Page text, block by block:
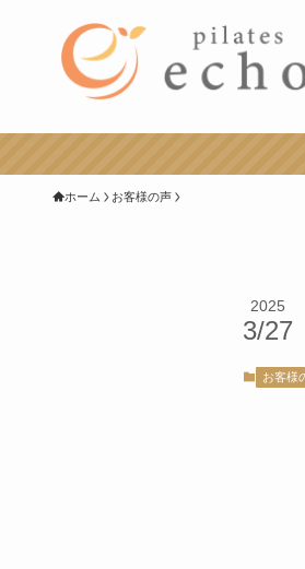
ホーム お客様の声
2025
3/27
お客様